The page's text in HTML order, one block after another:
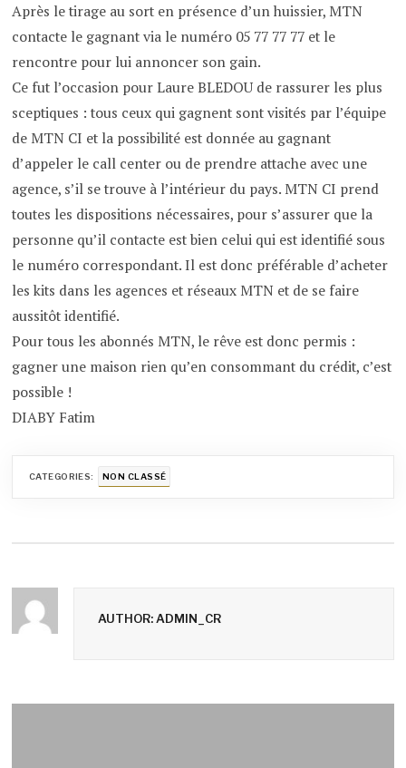
Après le tirage au sort en présence d’un huissier, MTN
contacte le gagnant via le numéro 05 77 77 77 et le
rencontre pour lui annoncer son gain.
Ce fut l’occasion pour Laure BLEDOU de rassurer les plus
sceptiques : tous ceux qui gagnent sont visités par l’équipe
de MTN CI et la possibilité est donnée au gagnant
d’appeler le call center ou de prendre attache avec une
agence, s’il se trouve à l’intérieur du pays. MTN CI prend
toutes les dispositions nécessaires, pour s’assurer que la
personne qu’il contacte est bien celui qui est identifié sous
le numéro correspondant. Il est donc préférable d’acheter
les kits dans les agences et réseaux MTN et de se faire
aussitôt identifié.
Pour tous les abonnés MTN, le rêve est donc permis :
gagner une maison rien qu’en consommant du crédit, c’est
possible !
DIABY Fatim
CATEGORIES: NON CLASSÉ
AUTHOR: ADMIN_CR